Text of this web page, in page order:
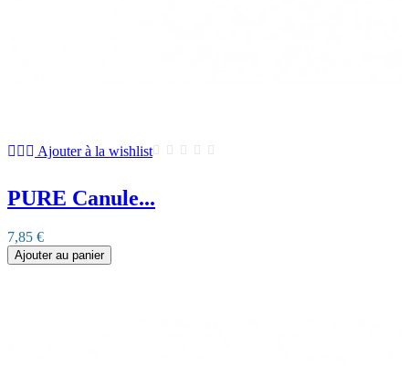
Ajouter à la wishlist
PURE Canule...
7,85 €
Ajouter au panier